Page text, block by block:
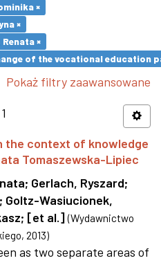
×
×
×
of the vocational education
Pokaż filtry zaawansowane
the context of knowledge
Tomaszewska-Lipiec
; Gerlach, Ryszard;
; Goltz-Wasiucionek,
; [et al.] (Wydawnictwo
, 2013)
as two separate areas of